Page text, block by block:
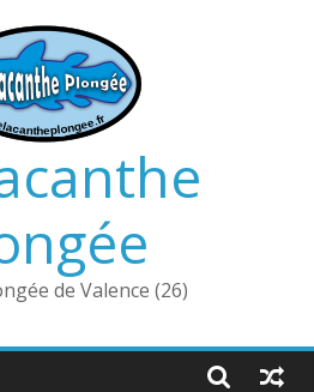
de Valence (26)